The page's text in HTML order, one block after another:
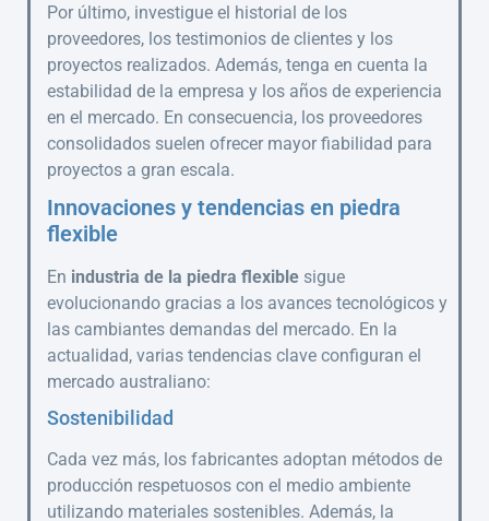
Por último, investigue el historial de los
proveedores, los testimonios de clientes y los
proyectos realizados. Además, tenga en cuenta la
estabilidad de la empresa y los años de experiencia
en el mercado. En consecuencia, los proveedores
consolidados suelen ofrecer mayor fiabilidad para
proyectos a gran escala.
Innovaciones y tendencias en piedra
flexible
En industria de la piedra flexible sigue
evolucionando gracias a los avances tecnológicos y
las cambiantes demandas del mercado. En la
actualidad, varias tendencias clave configuran el
mercado australiano:
Sostenibilidad
Cada vez más, los fabricantes adoptan métodos de
producción respetuosos con el medio ambiente
utilizando materiales sostenibles. Además, la